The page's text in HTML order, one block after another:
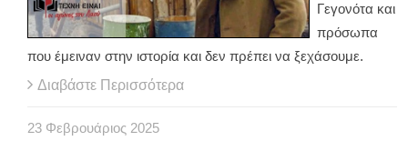
Γεγονότα και
πρόσωπα
που έμειναν στην ιστορία και δεν πρέπει να ξεχάσουμε.
Διαβάστε Περισσότερα
23 Φεβρουάριος 2025